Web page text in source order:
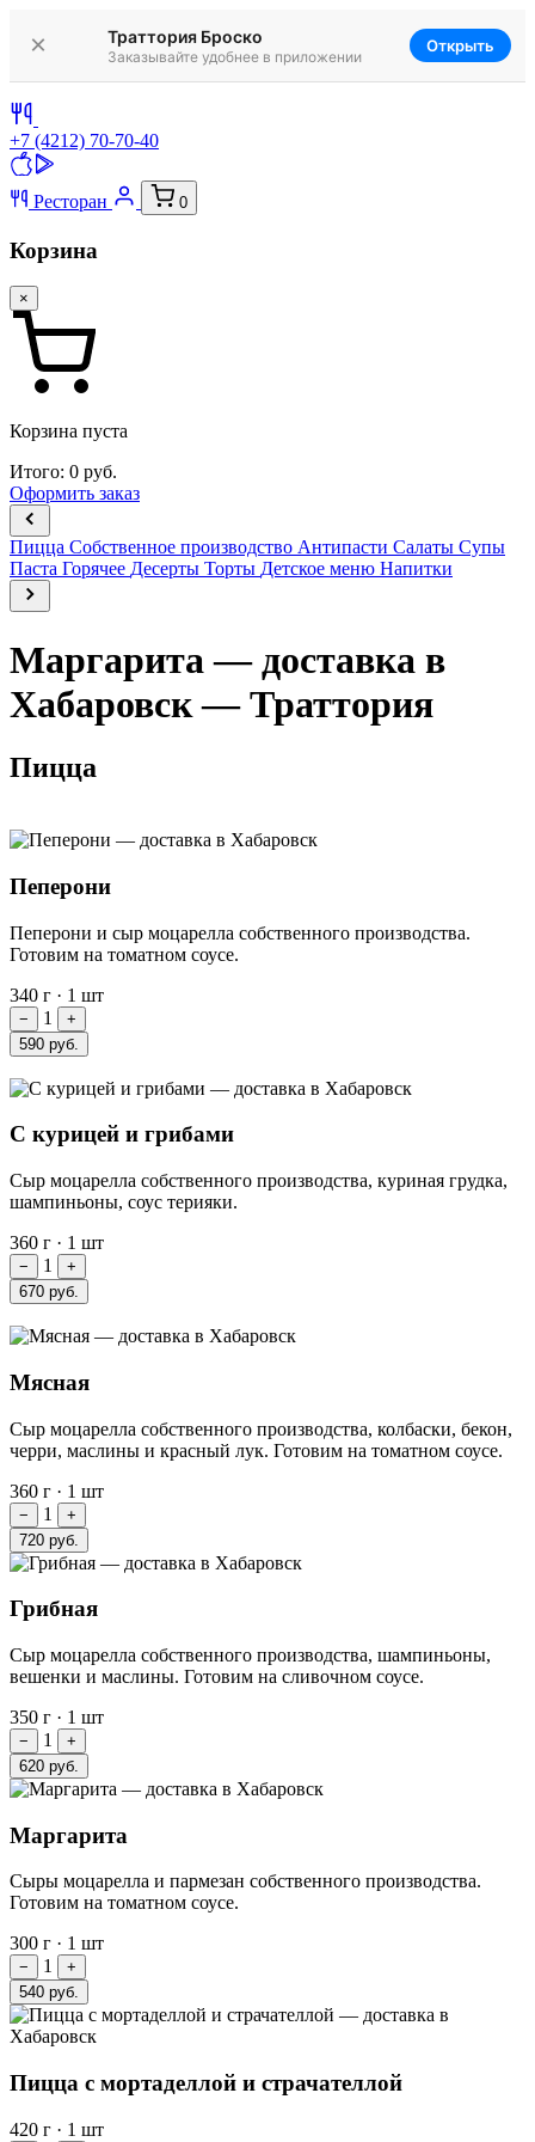
× Траттория Броско
Заказывайте удобнее в приложении
Открыть
+7 (4212) 70-70-40
Ресторан 0
Корзина
×
Корзина пуста
Итого: 0 руб.
Оформить заказ
Пицца Собственное производство Антипасти Салаты Супы
Паста Горячее Десерты Торты Детское меню Напитки
Маргарита — доставка в
Хабаровск — Траттория
Пицца
Пеперони
Пеперони и сыр моцарелла собственного производства.
Готовим на томатном соусе.
340 г · 1 шт
− 1
+
590 руб.
С курицей и грибами
Сыр моцарелла собственного производства, куриная грудка,
шампиньоны, соус терияки.
360 г · 1 шт
− 1
+
670 руб.
Мясная
Сыр моцарелла собственного производства, колбаски, бекон,
черри, маслины и красный лук. Готовим на томатном соусе.
360 г · 1 шт
− 1
+
720 руб.
Грибная
Сыр моцарелла собственного производства, шампиньоны,
вешенки и маслины. Готовим на сливочном соусе.
350 г · 1 шт
− 1
+
620 руб.
Маргарита
Сыры моцарелла и пармезан собственного производства.
Готовим на томатном соусе.
300 г · 1 шт
− 1
+
540 руб.
Пицца с мортаделлой и страчателлой
420 г · 1 шт